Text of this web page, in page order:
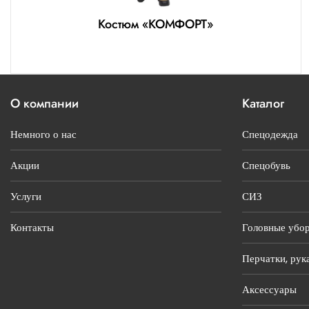
Костюм «КОМФОРТ»
О компании
Немного о нас
Акции
Услуги
Контакты
Каталог
Спецодежда
Спецобувь
СИЗ
Головные
Перчатки,
Аксессуары